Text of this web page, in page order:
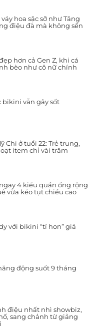
hoa sặc sỡ như Tăng
điệu đà mà không sến
hơn cả Gen Z, khi cá
bèo như cô nữ chính
bikini vẫn gây sốt
Chi ở tuổi 22: Trẻ trung,
item chỉ vài trăm
4 kiểu quần ống rộng
vừa kéo tụt chiều cao
với bikini “tí hon” giá
động suốt 9 tháng
điệu nhất nhì showbiz,
sang chảnh từ giảng